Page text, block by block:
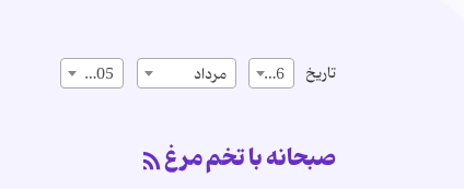
تاریخ 16 مرداد 1405
صبحانه با تخم مرغ